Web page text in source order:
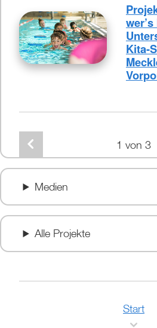
Kita-
1 von 3
Medien
Alle Projekte
Start